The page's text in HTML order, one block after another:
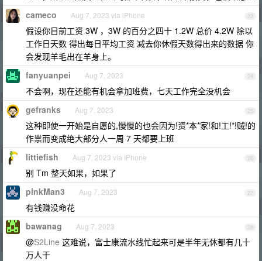
23
cameco Aug 7, 2023 via iPhone
假设你目前工资 3W ，3W 的百分之四十 1.2W 总价 4.2W 除以
工作日天数 得出每日平均工资 减去你休假天数得出来的数据 你
会发现羊毛出在羊身上。
24
fanyuanpei Aug 7, 2023
不会啊，现在还能有机会拿加班费，七天工作完全没机会
25
gefranks Aug 7, 2023
这种即使一开始是自愿的,慢慢的也会因为!资*本*家!和!工!*!贼!的
作祟而变成绝大部分人一周 7 天都要上班
26
littiefish Aug 7, 2023 via iPhone
别 Tm 整天如果，如果了
27
pinkMan3 Aug 7, 2023
有钱赚没命花
28
bawanag Aug 7, 2023
@S2Line 这难说，富士康流水线忙起来可是半年无休都有几十
万人干